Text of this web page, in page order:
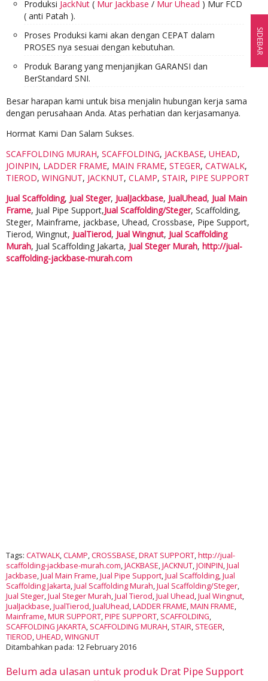
Produksi JackNut ( Mur Jackbase / Mur Uhead ) Mur FCD
( anti Patah ).
Proses Produksi kami akan dengan CEPAT dalam
PROSES nya sesuai dengan kebutuhan.
Produk Barang yang menjanjikan GARANSI dan
BerStandard SNI.
Besar harapan kami untuk bisa menjalin hubungan kerja sama
dengan perusahaan Anda. Atas perhatian dan kerjasamanya.
Hormat Kami Dan Salam Sukses.
SCAFFOLDING MURAH, SCAFFOLDING, JACKBASE, UHEAD,
JOINPIN, LADDER FRAME, MAIN FRAME, STEGER, CATWALK,
TIEROD, WINGNUT, JACKNUT, CLAMP, STAIR, PIPE SUPPORT
Jual Scaffolding, Jual Steger, JualJackbase, JualUhead, Jual Main
Frame, Jual Pipe Support,Jual Scaffolding/Steger, Scaffolding,
Steger, Mainframe, jackbase, Uhead, Crossbase, Pipe Support,
Tierod, Wingnut, JualTierod, Jual Wingnut, Jual Scaffolding
Murah, Jual Scaffolding Jakarta, Jual Steger Murah, http://jual-
scaffolding-jackbase-murah.com
Tags: CATWALK,CLAMP,CROSSBASE,DRAT SUPPORT,http://jual-
scaffolding-jackbase-murah.com,JACKBASE,JACKNUT,JOINPIN,Jual
Jackbase,Jual Main Frame,Jual Pipe Support,Jual Scaffolding,Jual
Scaffolding Jakarta,Jual Scaffolding Murah,Jual Scaffolding/Steger,
Jual Steger,Jual Steger Murah,Jual Tierod,Jual Uhead,Jual Wingnut,
JualJackbase,JualTierod,JualUhead,LADDER FRAME,MAIN FRAME,
Mainframe,MUR SUPPORT,PIPE SUPPORT, SCAFFOLDING,
SCAFFOLDING JAKARTA, SCAFFOLDING MURAH, STAIR, STEGER,
TIEROD,UHEAD,WINGNUT
Ditambahkan pada: 12 February 2016
Belum ada ulasan untuk produk Drat Pipe Support
SIDEBAR